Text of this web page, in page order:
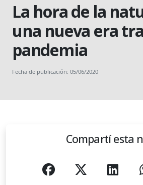
La hora de la
una nueva era
pandemia
Fecha de publicación: 05/06/2020
Compartí esta